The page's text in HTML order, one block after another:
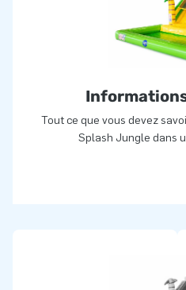
Tout ce que vous devez
Splash Jungle dans